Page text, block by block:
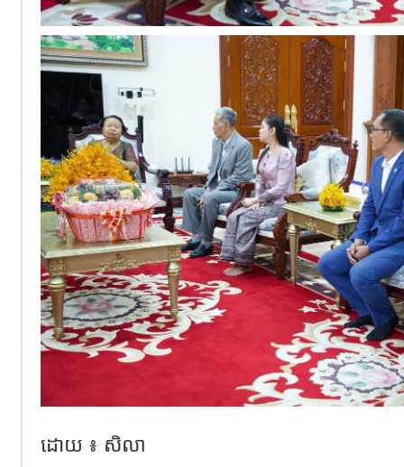
ដោយ ៖ សិលា